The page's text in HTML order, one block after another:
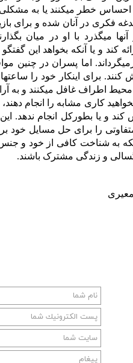
خطر میکنند یا به مشکلی
فکری در آنان شده و برای
میگذرد با او در میان
کند و یا آنکه بخواهد این
اما پسران در چنین
برای اینکار خود را
را از محیط اطراف غافل
کاری مشابه را انجام دهند،
و یا بطورکل انجام ندهد.
متفاوتی را برای حل مسایل
به شناخت کافی از خود و
و زندگی مشترک باشند.